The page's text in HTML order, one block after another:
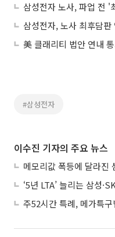
#삼성전자
이수진 기자의 주요 뉴스